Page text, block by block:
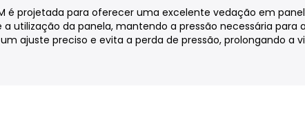
é projetada para oferecer uma excelente vedação em
utilização da panela, mantendo a pressão necessária para
ajuste preciso e evita a perda de pressão, prolongando a